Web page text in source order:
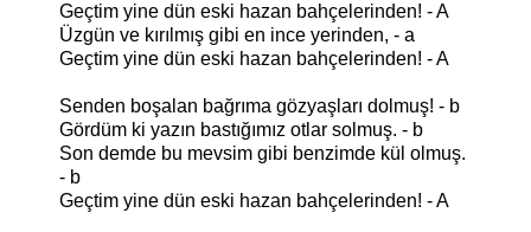
Geçtim yine dün eski hazan bahçelerinden! - A
Üzgün ve kırılmış gibi en ince yerinden, - a
Geçtim yine dün eski hazan bahçelerinden! - A
Senden boşalan bağrıma gözyaşları dolmuş! - b
Gördüm ki yazın bastığımız otlar solmuş. - b
Son demde bu mevsim gibi benzimde kül olmuş.
- b
Geçtim yine dün eski hazan bahçelerinden! - A